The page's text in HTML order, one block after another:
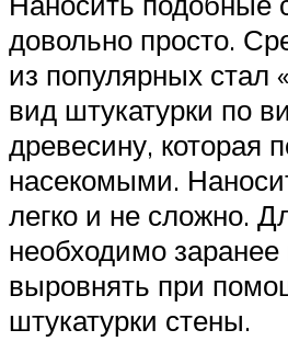
довольно просто.
из популярных стал
вид штукатурки по
древесину, которая
насекомыми.
легко и не сложно.
необходимо заранее
выровнять при
штукатурки стены.